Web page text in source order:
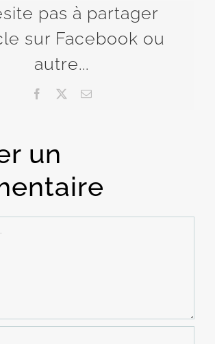
pas à partager
sur Facebook ou
autre...
Facebook Email
un